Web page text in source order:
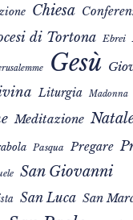
Chiesa
di Tortona Ebrei
Gesù
Liturgia Madonna
Meditazione
Pasqua Pregare
San Giovanni
San Luca San